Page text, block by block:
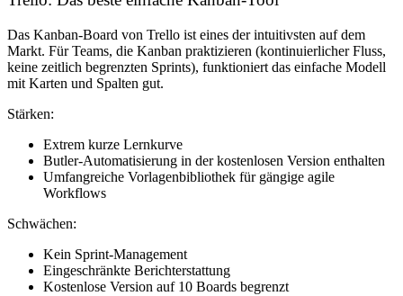
Das Kanban-Board von Trello ist eines der intuitivsten auf dem
Markt. Für Teams, die Kanban praktizieren (kontinuierlicher Fluss,
keine zeitlich begrenzten Sprints), funktioniert das einfache Modell
mit Karten und Spalten gut.
Stärken:
Extrem kurze Lernkurve
Butler-Automatisierung in der kostenlosen Version enthalten
Umfangreiche Vorlagenbibliothek für gängige agile
Workflows
Schwächen:
Kein Sprint-Management
Eingeschränkte Berichterstattung
Kostenlose Version auf 10 Boards begrenzt